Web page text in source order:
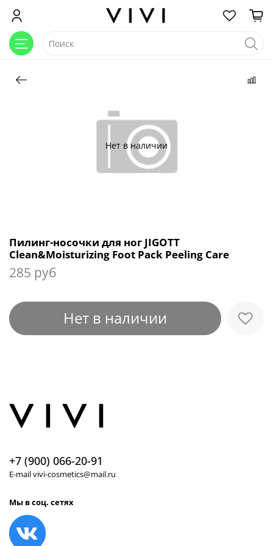
Нет в наличии
Пилинг-носочки для ног JIGOTT
Clean&Moisturizing Foot Pack Peeling Care
285 руб
Нет в наличии
+7 (900) 066-20-91
E-mail vivi-cosmetics@mail.ru
Мы в соц. сетях